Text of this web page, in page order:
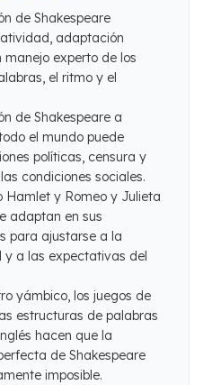
de Shakespeare
adaptación
manejo experto de los
el ritmo y el
de Shakespeare a
el mundo puede
políticas, censura y
condiciones sociales.
Hamlet y Romeo y Julieta
adaptan en sus
para ajustarse a la
y a las expectativas del
yámbico, los juegos de
estructuras de palabras
hacen que la
de Shakespeare
imposible.